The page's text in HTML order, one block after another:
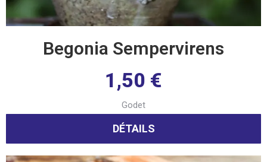
Begonia Sempervirens
1,50 €
Godet
DÉTAILS